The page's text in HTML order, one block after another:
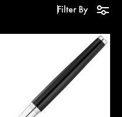
Filter By